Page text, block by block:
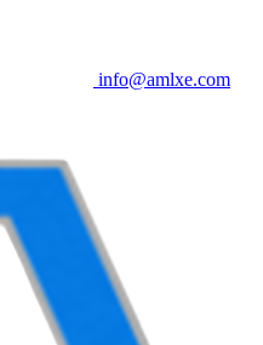
info@amlxe.com